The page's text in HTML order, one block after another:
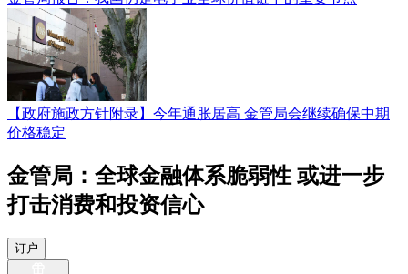
【政府施政方针附录】今年通胀居高 金管局会继续确保中期
价格稳定
金管局：全球金融体系脆弱性 或进一步
打击消费和投资信心
订户